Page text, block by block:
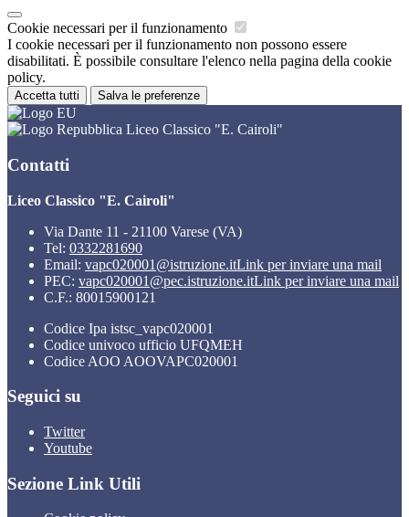
Cookie necessari per il funzionamento
I cookie necessari per il funzionamento non possono essere
disabilitati. È possibile consultare l'elenco nella pagina della cookie
policy.
Accetta tutti Salva le preferenze
Liceo Classico "E. Cairoli"
Contatti
Liceo Classico "E. Cairoli"
Via Dante 11 - 21100 Varese (VA)
Tel: 0332281690
Email: vapc020001@istruzione.itLink per inviare una mail
PEC: vapc020001@pec.istruzione.itLink per inviare una mail
C.F.: 80015900121
Codice Ipa istsc_vapc020001
Codice univoco ufficio UFQMEH
Codice AOO AOOVAPC020001
Seguici su
Twitter
Youtube
Sezione Link Utili